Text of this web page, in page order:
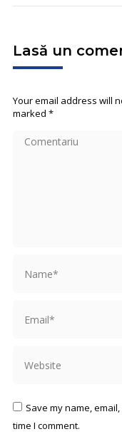
Lasă un
Your email address will
marked *
Comentariu
Save my name,
time I comment.